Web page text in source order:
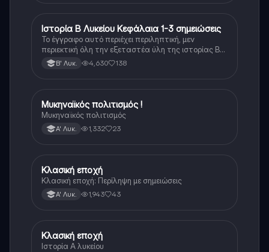
Ιστορία
Ιστορία Β Λυκείου Κεφάλαια 1-3 σημειώσεις
Το έγγραφο αυτό περιέχει περιληπτική, μεν
περιεκτική όλη την εξεταστέα ύλη της ιστορίας Β
λυκείου για τα πρώτα 3 Κεφάλαια, δηλαδή την
μισή ύλη. Το έγγραφο έχει γραφτεί με προσοχή και
Β' Λυκ. 4,630 138
Ιστορία
Μυκηναϊκός πολιτισμός !
Μυκηναϊκός πολιτισμός
Α' Λυκ. 1,332 23
Ιστορία
Κλασική εποχή
Κλασική εποχή: Περίληψη με σημειώσεις
Α' Λυκ. 1,943 43
Ιστορία
Κλασική εποχή
Ιστορία Α λυκείου